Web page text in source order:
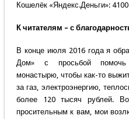
Кошелёк «Яндекс.Деньги»:
К читателям – с
В конце июля 2016 года я
Дом» с просьбой помочь
монастырю, чтобы как-то
за газ, электроэнергию,
более 120 тысяч рублей.
просительным к вам, мои